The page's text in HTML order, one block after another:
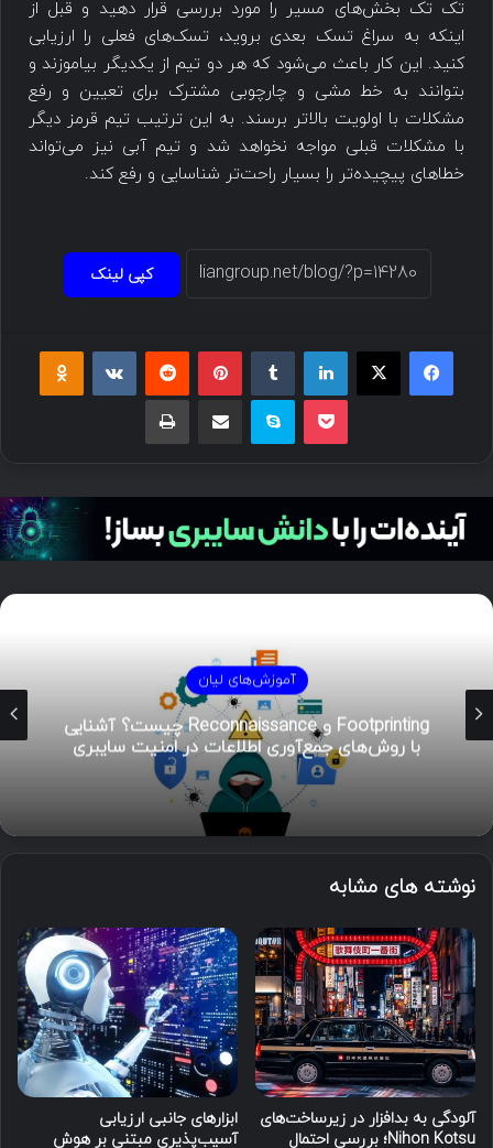
تک تک بخش‌‎های مسیر را مورد بررسی قرار دهید و قبل از
اینکه به سراغ تسک بعدی بروید، تسک‌های فعلی را ارزیابی
کنید. این کار باعث می‌شود که هر دو تیم از یکدیگر بیاموزند و
بتوانند به خط مشی و چارچوبی مشترک برای تعیین و رفع
مشکلات با اولویت بالاتر برسند. به این ترتیب تیم قرمز دیگر
با مشکلات قبلی مواجه نخواهد شد و تیم آبی نیز می‌تواند
خطاهای پیچیده‌تر را بسیار راحت‌تر شناسایی و رفع کند.
کپی لینک
آموزش‌های لیان
Footprinting و Reconnaissance چیست؟ آشنایی
با روش‌های جمع‌آوری اطلاعات در امنیت سایبری
نوشته های مشابه
آلودگی به بدافزار در زیرساخت‌های
Nihon Kotsu؛ بررسی احتمال
ابزارهای جانبی ارزیابی
آسیب‌پذیری مبتنی بر هوش